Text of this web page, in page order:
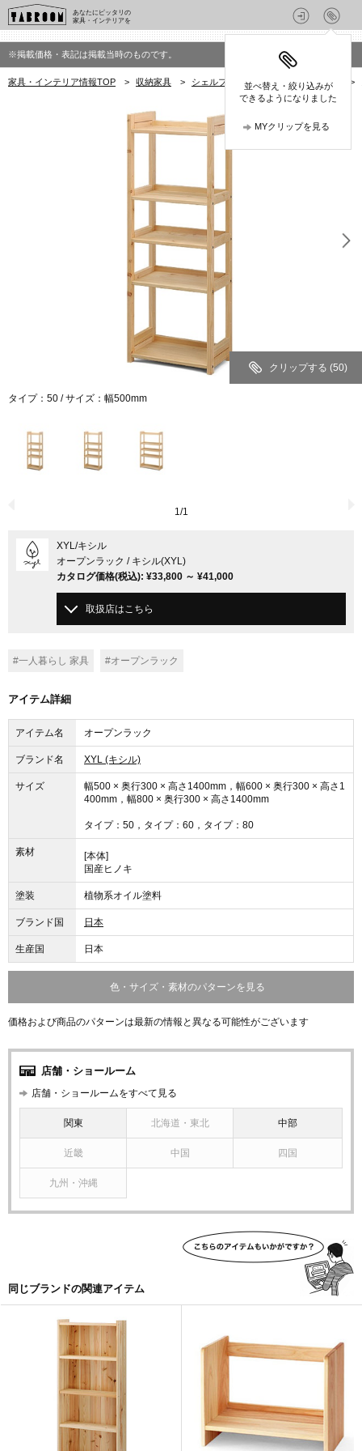
あなたにピッタリの
家具・インテリアを
並べ替え・絞り込みが
できるようになりました
MYクリップを見る
※掲載価格・表記は掲載当時のものです。
家具・インテリア情報TOP > 収納家具 > シェルフ キシル(XYL)のシェルフ >
クリップする (50)
タイプ：50 / サイズ：幅500mm
1/1
XYL/キシル
オープンラック / キシル(XYL)
カタログ価格(税込): ¥33,800 ～ ¥41,000
取扱店はこちら
#一人暮らし 家具 #オープンラック
アイテム詳細
アイテム名 オープンラック
ブランド名 XYL (キシル)
サイズ
幅500 × 奥行300 × 高さ1400mm，幅600 × 奥行300 × 高さ1
400mm，幅800 × 奥行300 × 高さ1400mm
タイプ：50，タイプ：60，タイプ：80
素材
[本体]
国産ヒノキ
塗装 植物系オイル塗料
ブランド国 日本
生産国 日本
色・サイズ・素材のパターンを見る
価格および商品のパターンは最新の情報と異なる可能性がございます
店舗・ショールーム
店舗・ショールームをすべて見る
関東 北海道・東北 中部
近畿 中国 四国
九州・沖縄
同じブランドの関連アイテム